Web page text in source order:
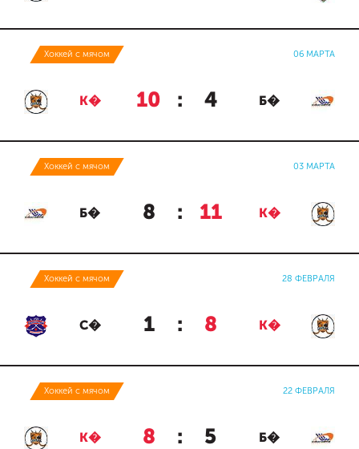
Хоккей с мячом 06 МАРТА
К� 10 : 4 Б�
Хоккей с мячом 03 МАРТА
Б� 8 : 11 К�
Хоккей с мячом 28 ФЕВРАЛЯ
С� 1 : 8 К�
Хоккей с мячом 22 ФЕВРАЛЯ
К� 8 : 5 Б�